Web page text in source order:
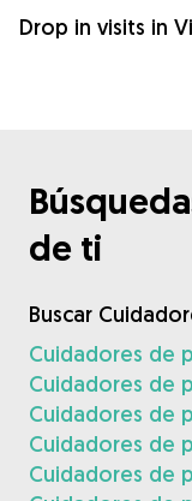
Drop in visits in
de ti
Buscar
Cuidadores de
Cuidadores de
Cuidadores de
Cuidadores de
Cuidadores de